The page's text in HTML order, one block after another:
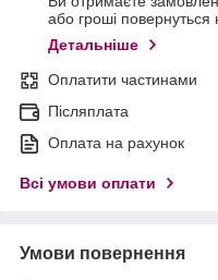
або гроші повернуться
Детальніше
Оплатити частинами
Післяплата
Оплата на рахунок
Всі умови оплати
Умови повернення